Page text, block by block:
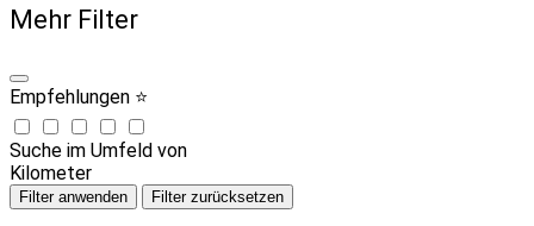
Mehr Filter
Empfehlungen ⭐
Suche im Umfeld von
Kilometer
Filter anwenden Filter zurücksetzen